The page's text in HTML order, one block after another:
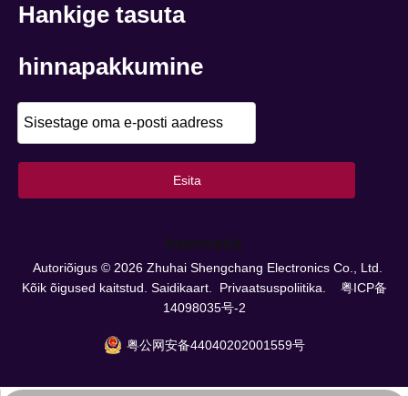
Hankige tasuta
hinnapakkumine
Esita
Internetis
Autoriõigus © 2026Zhuhai Shengchang Electronics Co., Ltd.
Kõik õigused kaitstud. Saidikaart. Privaatsuspoliitika.
粤ICP备
14098035号-2
粤公网安备44040202001559号